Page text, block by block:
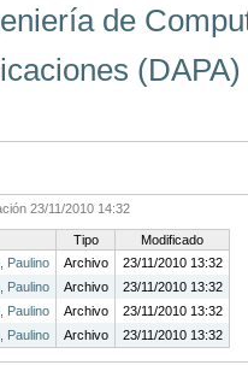
de
(DAPA)
23/11/2010 14:32
Tipo
Modificado
Paulino Archivo
23/11/2010 13:32
Paulino Archivo
23/11/2010 13:32
Paulino Archivo
23/11/2010 13:32
Paulino Archivo 23/11/2010 13:32